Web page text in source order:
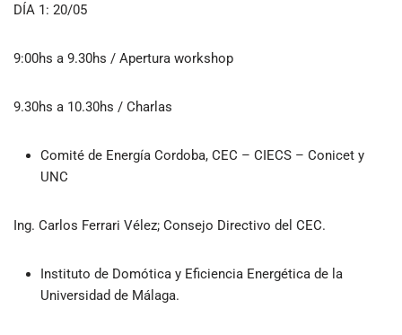
DÍA 1: 20/05
9:00hs a 9.30hs / Apertura workshop
9.30hs a 10.30hs / Charlas
Comité de Energía Cordoba, CEC – CIECS – Conicet y
UNC
Ing. Carlos Ferrari Vélez; Consejo Directivo del CEC.
Instituto de Domótica y Eficiencia Energética de la
Universidad de Málaga.